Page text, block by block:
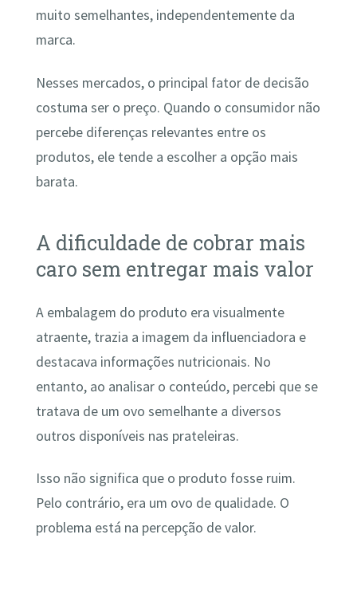
muito semelhantes, independentemente da
marca.
Nesses mercados, o principal fator de decisão
costuma ser o preço. Quando o consumidor não
percebe diferenças relevantes entre os
produtos, ele tende a escolher a opção mais
barata.
A dificuldade de cobrar mais
caro sem entregar mais valor
A embalagem do produto era visualmente
atraente, trazia a imagem da influenciadora e
destacava informações nutricionais. No
entanto, ao analisar o conteúdo, percebi que se
tratava de um ovo semelhante a diversos
outros disponíveis nas prateleiras.
Isso não significa que o produto fosse ruim.
Pelo contrário, era um ovo de qualidade. O
problema está na percepção de valor.